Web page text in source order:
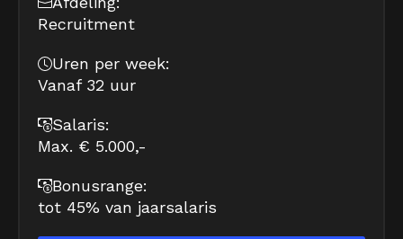
Recruitment
Uren per week:
Vanaf 32 uur
Salaris:
Max. € 5.000,-
Bonusrange:
tot 45% van jaarsalaris